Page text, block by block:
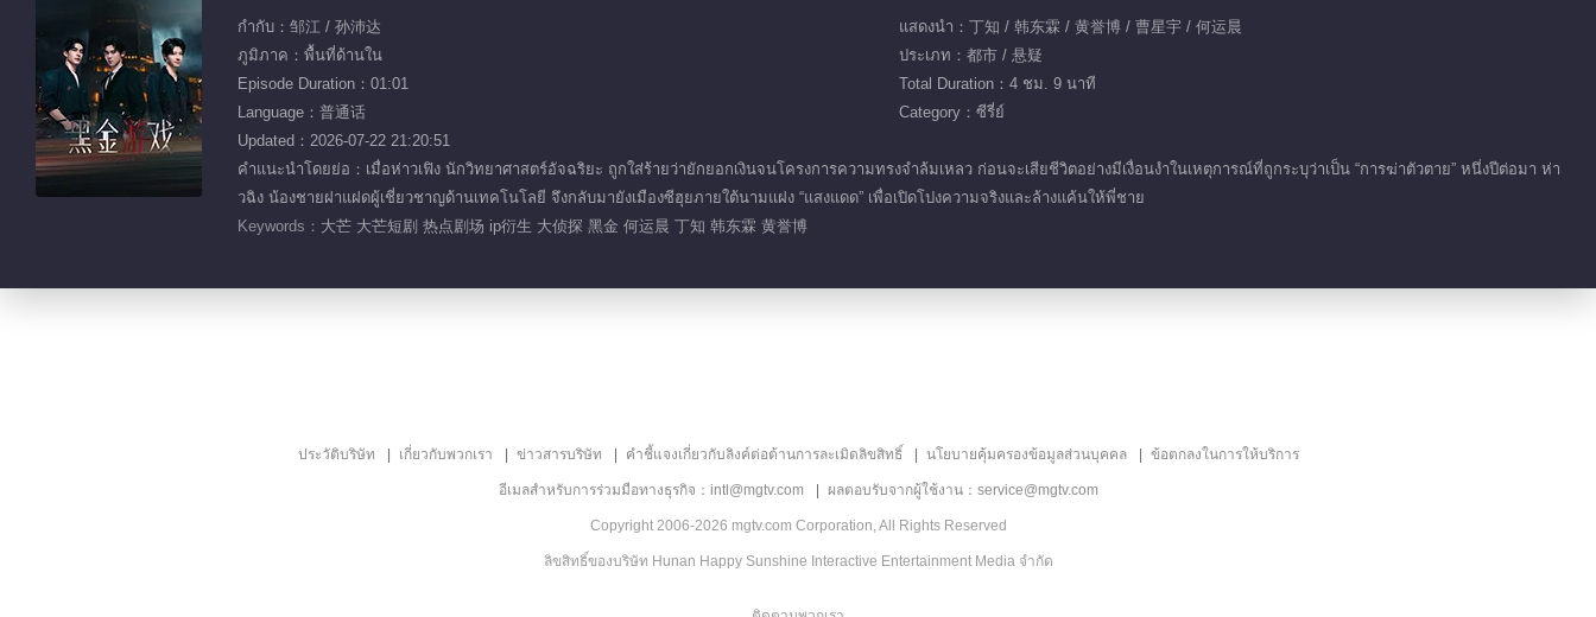
เกมอำนาจมืด
กำกับ：邹江 / 孙沛达
แสดงนำ：丁知 / 韩东霖 / 黄誉博 / 曹星宇 / 何运晨
ภูมิภาค：พื้นที่ด้านใน
ประเภท：都市 / 悬疑
Episode Duration：01:01
Total Duration：4 ชม. 9 นาที
Language：普通话
Category：ซีรี่ย์
Updated：2026-07-22 21:20:51
คำแนะนำโดยย่อ：เมื่อห่าวเฟิง นักวิทยาศาสตร์อัจฉริยะ ถูกใส่ร้ายว่ายักยอกเงินจนโครงการความทรงจำล้มเหลว ก่อนจะเสียชีวิตอย่างมีเงื่อนงำในเหตุการณ์ที่ถูกระบุว่าเป็น “การฆ่าตัวตาย” หนึ่งปีต่อมา ห่า
วฉิง น้องชายฝาแฝดผู้เชี่ยวชาญด้านเทคโนโลยี จึงกลับมายังเมืองซีฮุยภายใต้นามแฝง “แสงแดด” เพื่อเปิดโปงความจริงและล้างแค้นให้พี่ชาย
Keywords： 大芒 大芒短剧 热点剧场 ip衍生 大侦探 黑金 何运晨 丁知 韩东霖 黄誉博
ประวัติบริษัท เกี่ยวกับพวกเรา ข่าวสารบริษัท คำชี้แจงเกี่ยวกับลิงค์ต่อต้านการละเมิดลิขสิทธิ์ นโยบายคุ้มครองข้อมูลส่วนบุคคล ข้อตกลงในการให้บริการ
อีเมลสำหรับการร่วมมือทางธุรกิจ：intl@mgtv.com ผลตอบรับจากผู้ใช้งาน：service@mgtv.com
Copyright 2006-2026 mgtv.com Corporation, All Rights Reserved
ลิขสิทธิ์ของบริษัท Hunan Happy Sunshine Interactive Entertainment Media จำกัด